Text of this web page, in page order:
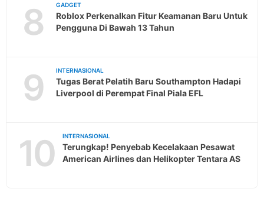
8 GADGET
Roblox Perkenalkan Fitur Keamanan Baru Untuk
Pengguna Di Bawah 13 Tahun
9 INTERNASIONAL
Tugas Berat Pelatih Baru Southampton Hadapi
Liverpool di Perempat Final Piala EFL
10 INTERNASIONAL
Terungkap! Penyebab Kecelakaan Pesawat
American Airlines dan Helikopter Tentara AS